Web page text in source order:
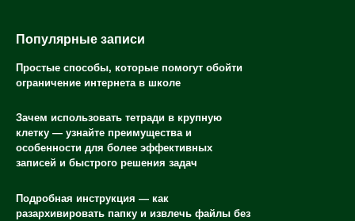
Популярные записи
Простые способы, которые помогут обойти
ограничение интернета в школе
Зачем использовать тетради в крупную
клетку — узнайте преимущества и
особенности для более эффективных
записей и быстрого решения задач
Подробная инструкция — как
разархивировать папку и извлечь файлы без